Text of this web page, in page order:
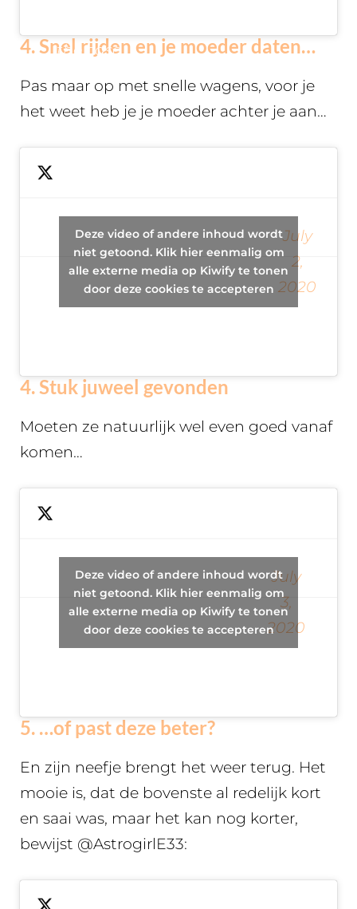
the case
4. Snel rijden en je moeder daten…
Pas maar op met snelle wagens, voor je
het weet heb je je moeder achter je aan…
goes to the
50’s,
accidentally
dates his
— Luke Pollack
(@Techno_Minute)
July
2,
2020
Deze video of andere inhoud wordt
niet getoond. Klik hier eenmalig om
alle externe media op Kiwify te tonen
door deze cookies te accepteren
4. Stuk juweel gevonden
Moeten ze natuurlijk wel even goed vanaf
komen…
hundred
miles in
order to
properly
— Brett
Halladay
(@Infosmercial)
July
3,
2020
Deze video of andere inhoud wordt
niet getoond. Klik hier eenmalig om
alle externe media op Kiwify te tonen
door deze cookies te accepteren
5. …of past deze beter?
En zijn neefje brengt het weer terug. Het
mooie is, dat de bovenste al redelijk kort
en saai was, maar het kan nog korter,
bewijst @AstrogirlE33: